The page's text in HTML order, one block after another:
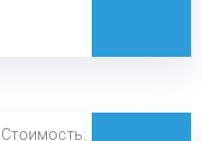
Стоимость: